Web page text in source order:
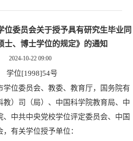
位委员会关于授予具有研究生毕业同
士、博士学位的规定》的通知
2024-10-22 09:00
学位[1998]54号
学位委员会、教委、教育厅，国务院有
教）司（局）、中国科学院教育局、中
、中共中央党校学位评定委员会、中国
有关学位授予单位：